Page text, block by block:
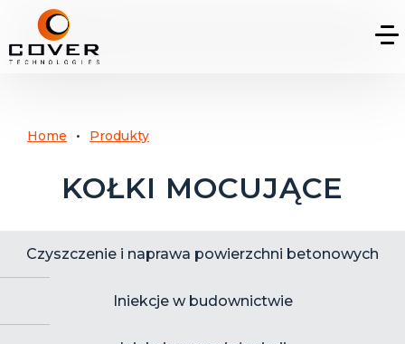
Home Produkty
KOŁKI MOCUJĄCE
Czyszczenie i naprawa powierzchni betonowych
Iniekcje w budownictwie